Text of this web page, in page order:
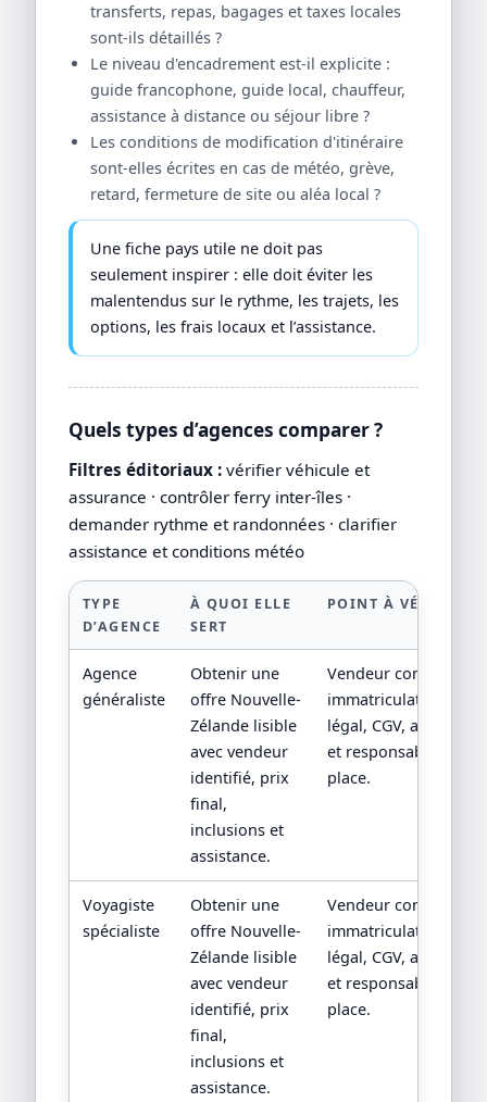
transferts, repas, bagages et taxes locales
sont-ils détaillés ?
Le niveau d'encadrement est-il explicite :
guide francophone, guide local, chauffeur,
assistance à distance ou séjour libre ?
Les conditions de modification d'itinéraire
sont-elles écrites en cas de météo, grève,
retard, fermeture de site ou aléa local ?
Une fiche pays utile ne doit pas
seulement inspirer : elle doit éviter les
malentendus sur le rythme, les trajets, les
options, les frais locaux et l’assistance.
Quels types d’agences comparer ?
Filtres éditoriaux : vérifier véhicule et
assurance · contrôler ferry inter-îles ·
demander rythme et randonnées · clarifier
assistance et conditions météo
TYPE
D’AGENCE
À QUOI ELLE
SERT
POINT À VÉRIFIER
Agence
généraliste
Obtenir une
offre Nouvelle-
Zélande lisible
avec vendeur
identifié, prix
final,
inclusions et
assistance.
Vendeur contractuel,
immatriculation/
légal, CGV, assistance
et responsabilité sur
place.
Voyagiste
spécialiste
Obtenir une
offre Nouvelle-
Zélande lisible
avec vendeur
identifié, prix
final,
inclusions et
assistance.
Vendeur contractuel,
immatriculation/
légal, CGV, assistance
et responsabilité sur
place.